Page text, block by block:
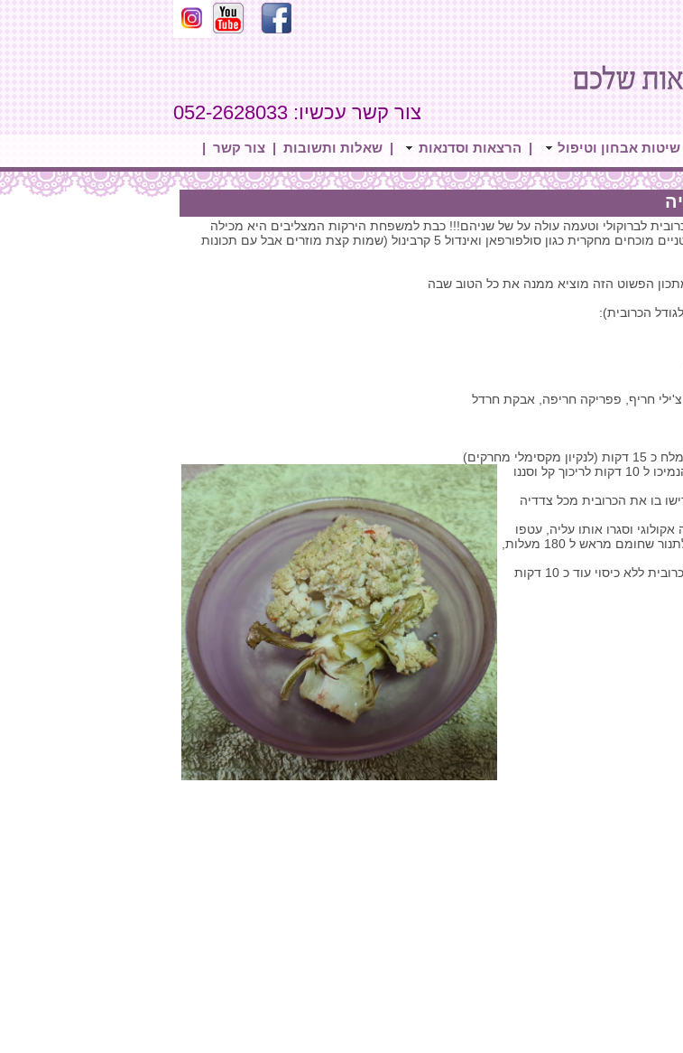
צור קשר עכשיו: 052-2628033
שיטות אבחון וטיפול | הרצאות וסדנאות | שאלות ותשובות | צור קשר |
כרובית לברוקולי וטעמה עולה על של שניהם!!! כבת למשפחת הירקות המצליבים היא מכילה
רכיבים אנטי דלקתיים ואנטי סרטניים מוכחים מחקרית כגון סולפורפאן ואינדול 5 קרבינול (שמות קצת מוזרים אבל עם תכונות
הפשוט הזה מוציא ממנה את כל הטוב שבה
הכרובית):
חריף, פפריקה חריפה, אבקת חרדל
כו ל 10 דקות לריכוך קל וסננו
בו את הכרובית מכל צדדיה
אקולוגי וסגרו אותו עליה, עטפו
הכל בנייר כסף אקולוגי והכניסו לתנור שחומם מראש ל 180 מעלות,
5. פתחו את הניירות ואפו את הכרובית ללא כיסוי עוד כ 10 דקות